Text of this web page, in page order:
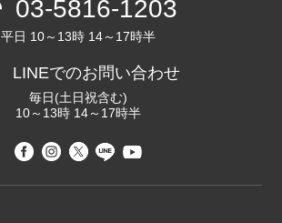
03-5816-1203
平日 10～13時 14～17時半
LINEでのお問い合わせ
毎日(土日祝含む)
10～13時 14～17時半